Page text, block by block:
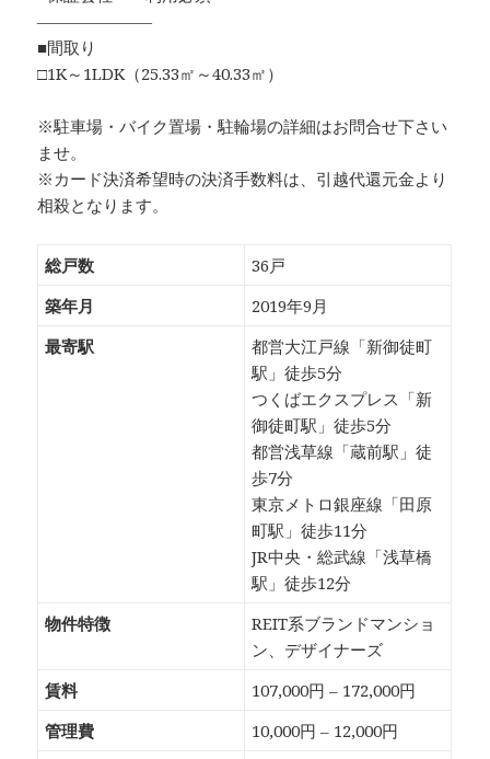
―――――――
■間取り
□1K～1LDK（25.33㎡～40.33㎡）
※駐車場・バイク置場・駐輪場の詳細はお問合せ下さい
ませ。
※カード決済希望時の決済手数料は、引越代還元金より
相殺となります。
総戸数
36戸
築年月
2019年9月
最寄駅
都営大江戸線「新御徒町
駅」徒歩5分
つくばエクスプレス「新
御徒町駅」徒歩5分
都営浅草線「蔵前駅」徒
歩7分
東京メトロ銀座線「田原
町駅」徒歩11分
JR中央・総武線「浅草橋
駅」徒歩12分
物件特徴
REIT系ブランドマンショ
ン、デザイナーズ
賃料
107,000円 – 172,000円
管理費
10,000円 – 12,000円